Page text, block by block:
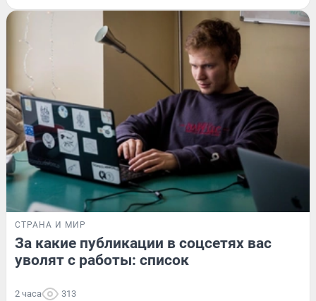
СТРАНА И МИР
За какие публикации в соцсетях вас
уволят с работы: список
2 часа 313